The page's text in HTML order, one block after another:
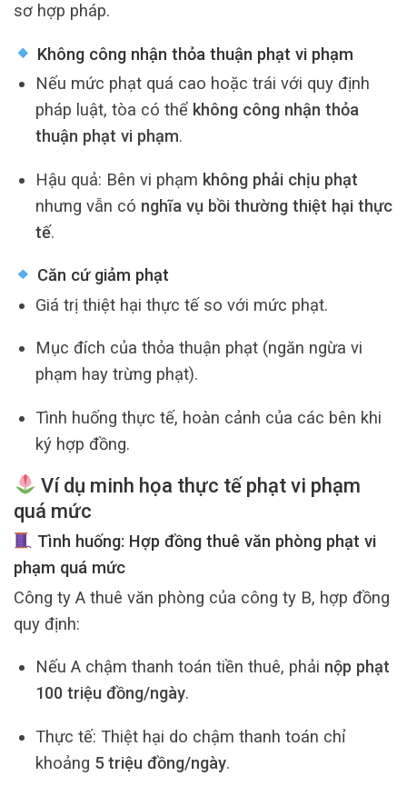
sơ hợp pháp.
Không công nhận thỏa thuận phạt vi phạm
Nếu mức phạt quá cao hoặc trái với quy định
pháp luật, tòa có thể không công nhận thỏa
thuận phạt vi phạm.
Hậu quả: Bên vi phạm không phải chịu phạt
nhưng vẫn có nghĩa vụ bồi thường thiệt hại thực
tế.
Căn cứ giảm phạt
Giá trị thiệt hại thực tế so với mức phạt.
Mục đích của thỏa thuận phạt (ngăn ngừa vi
phạm hay trừng phạt).
Tình huống thực tế, hoàn cảnh của các bên khi
ký hợp đồng.
Ví dụ minh họa thực tế phạt vi phạm
quá mức
Tình huống: Hợp đồng thuê văn phòng phạt vi
phạm quá mức
Công ty A thuê văn phòng của công ty B, hợp đồng
quy định:
Nếu A chậm thanh toán tiền thuê, phải nộp phạt
100 triệu đồng/ngày.
Thực tế: Thiệt hại do chậm thanh toán chỉ
khoảng 5 triệu đồng/ngày.